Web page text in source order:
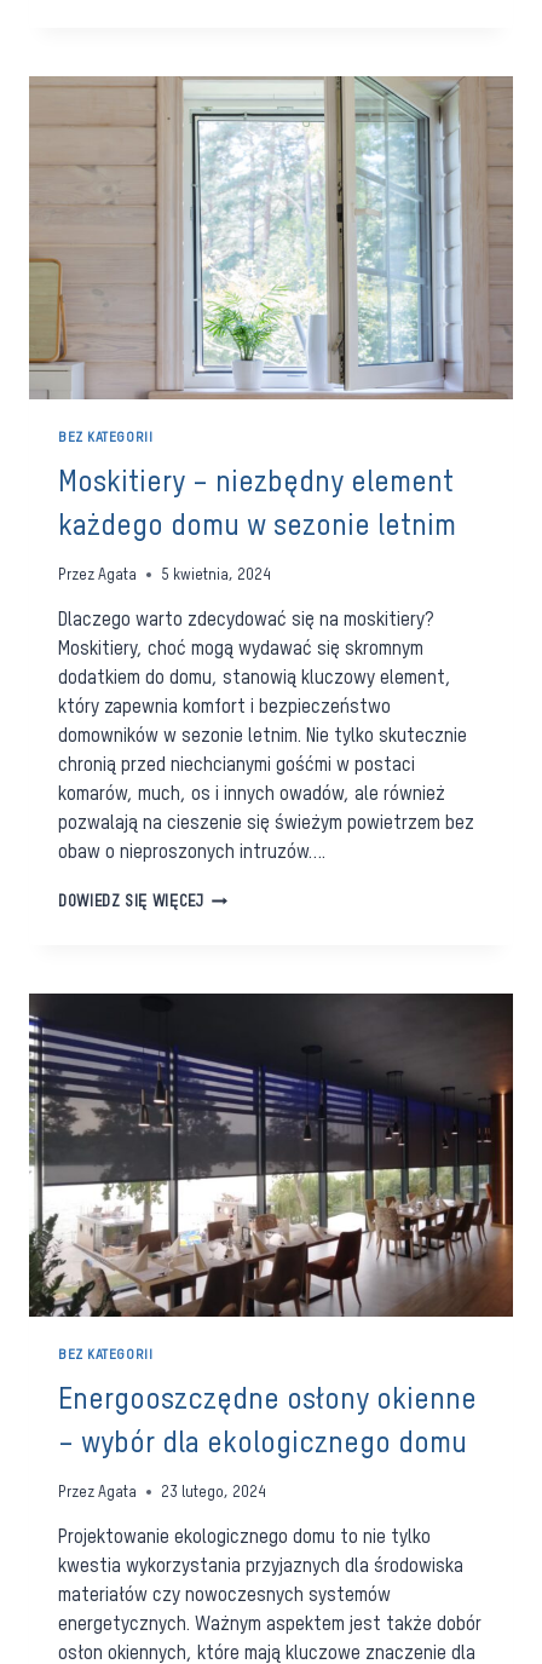
DO
KAŻDEGO
TYPU
WNĘTRZA?
BEZ KATEGORII
Moskitiery – niezbędny element
każdego domu w sezonie letnim
Przez Agata 5 kwietnia, 2024
Dlaczego warto zdecydować się na moskitiery?
Moskitiery, choć mogą wydawać się skromnym
dodatkiem do domu, stanowią kluczowy element,
który zapewnia komfort i bezpieczeństwo
domowników w sezonie letnim. Nie tylko skutecznie
chronią przed niechcianymi gośćmi w postaci
komarów, much, os i innych owadów, ale również
pozwalają na cieszenie się świeżym powietrzem bez
obaw o nieproszonych intruzów….
DOWIEDZ SIĘ WIĘCEJMOSKITIERY
SEZONIE
LETNIM
BEZ KATEGORII
Energooszczędne osłony okienne
– wybór dla ekologicznego domu
Przez Agata 23 lutego, 2024
Projektowanie ekologicznego domu to nie tylko
kwestia wykorzystania przyjaznych dla środowiska
materiałów czy nowoczesnych systemów
energetycznych. Ważnym aspektem jest także dobór
osłon okiennych, które mają kluczowe znaczenie dla